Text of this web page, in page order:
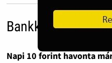
Bankkártyás
Napi 10 forint havonta